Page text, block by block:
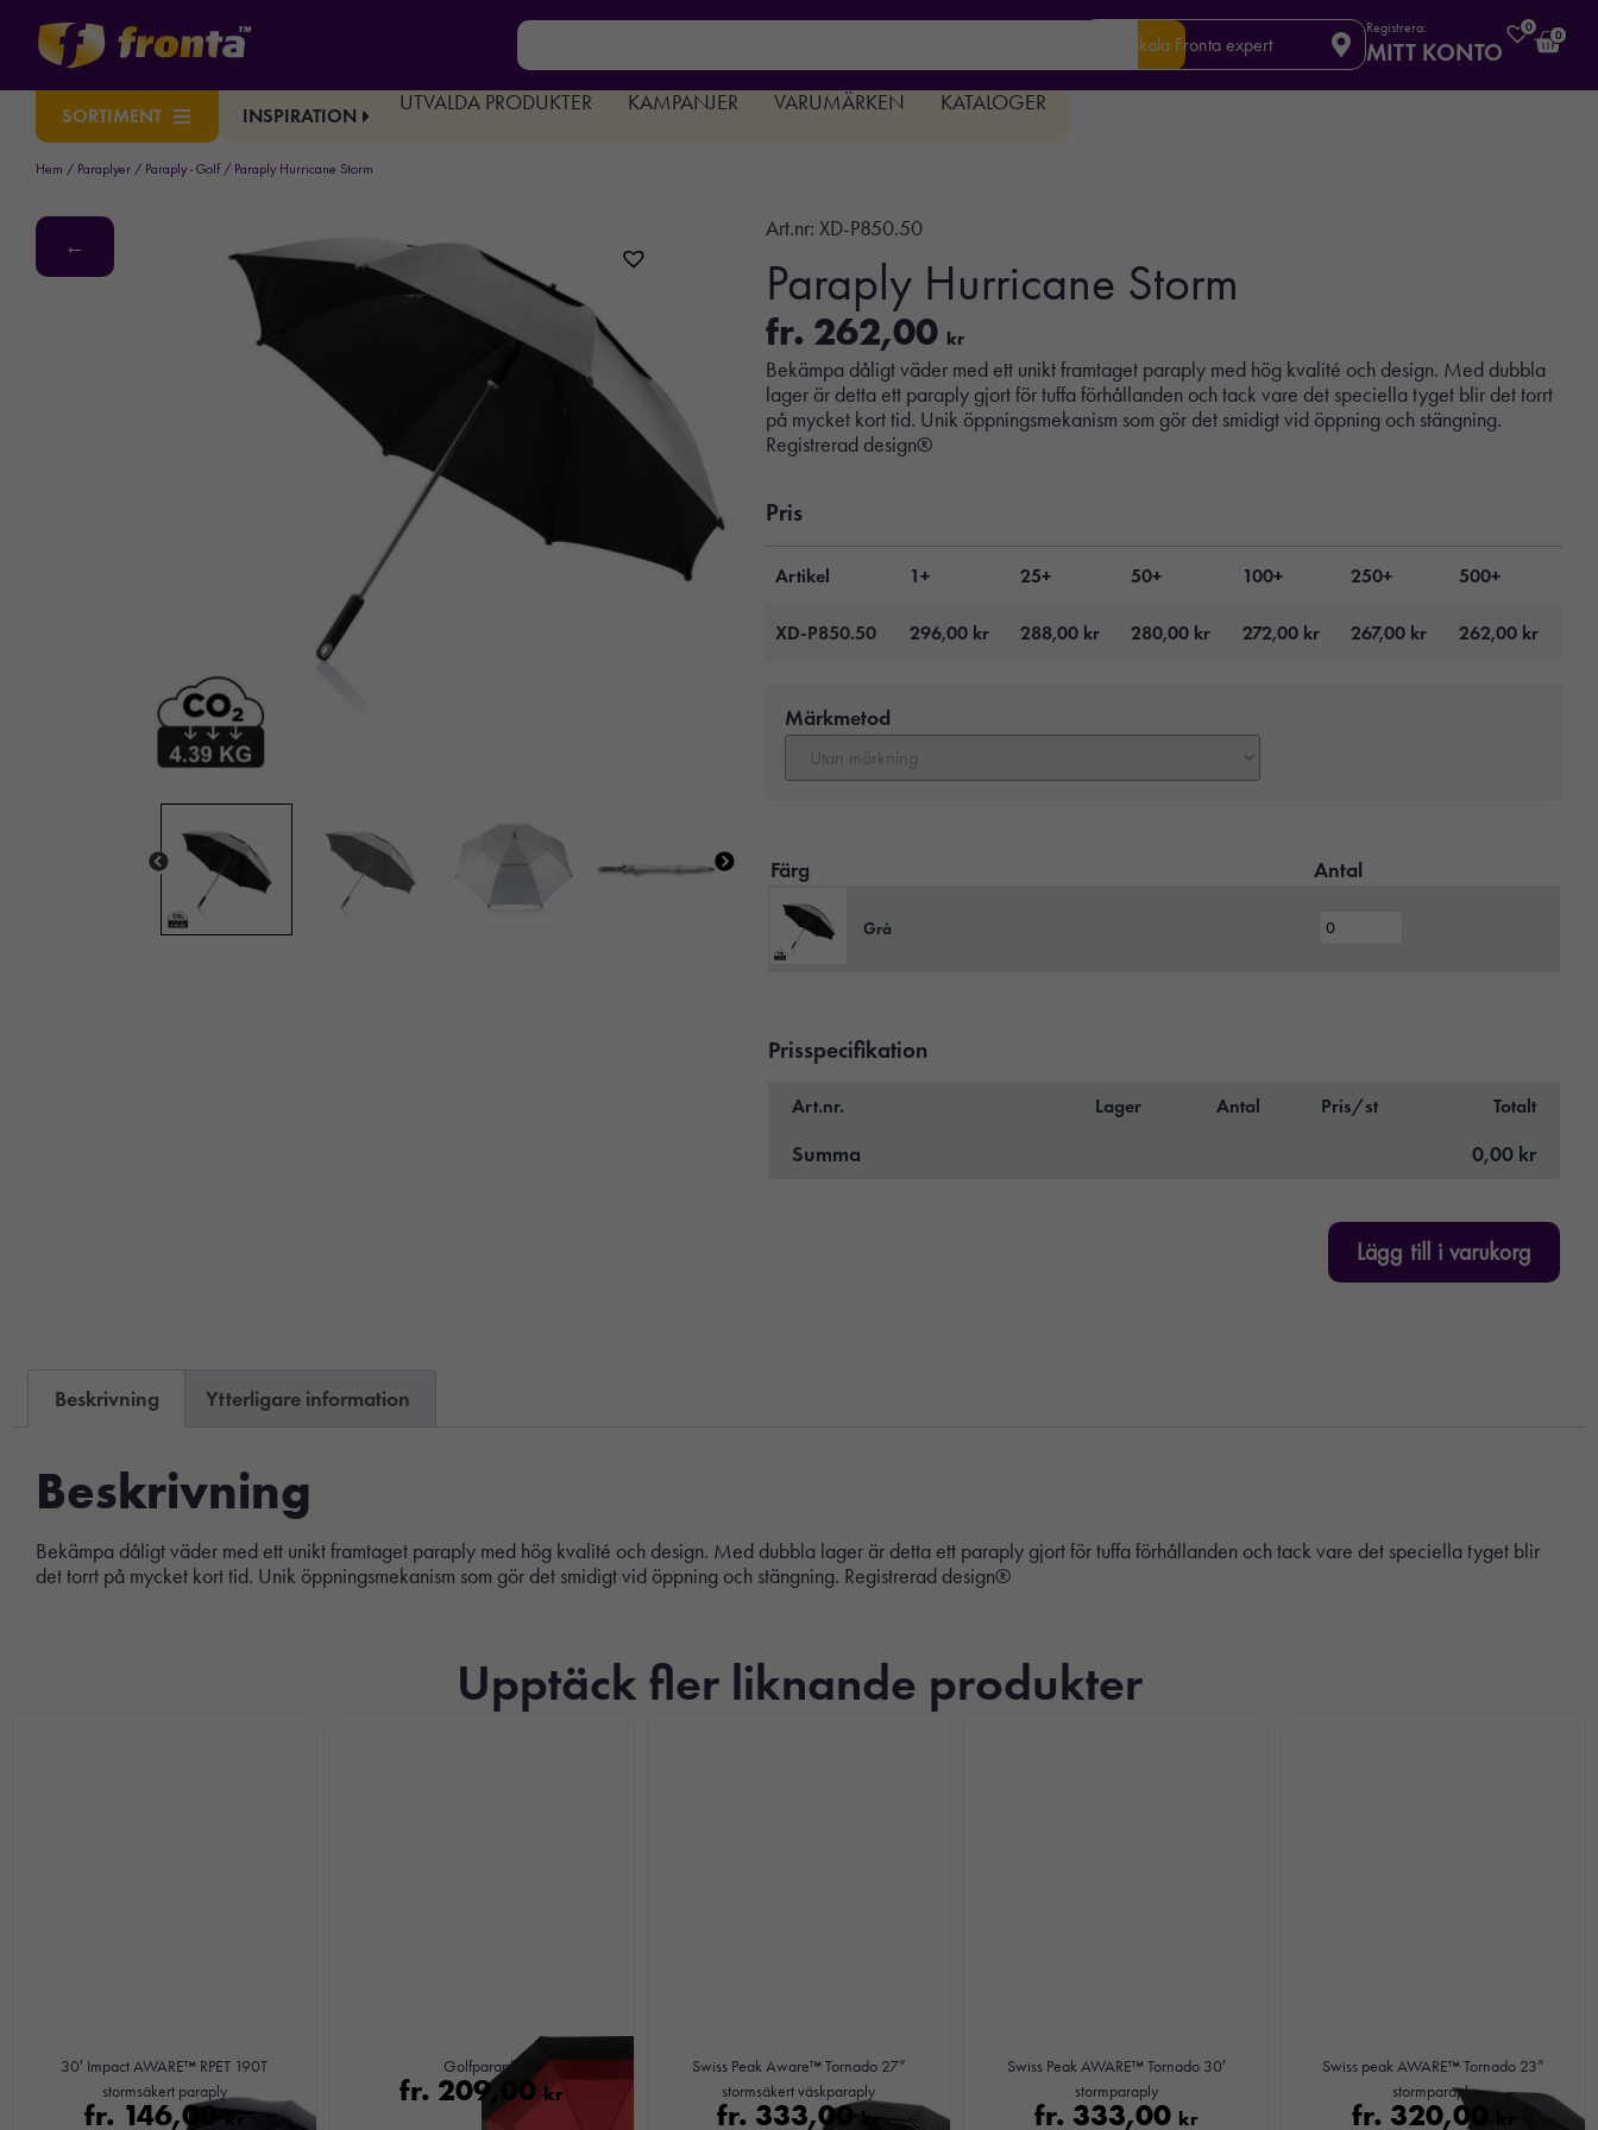
Din lokala Fronta expert
Registrera:
MITT KONTO
0
0
SORTIMENT INSPIRATION
UTVALDA PRODUKTER KAMPANJER VARUMÄRKEN KATALOGER
Hem / Paraplyer / Paraply - Golf / Paraply Hurricane Storm
←
Art.nr: XD-P850.50
Paraply Hurricane Storm
fr. 262,00 kr
Bekämpa dåligt väder med ett unikt framtaget paraply med hög kvalité och design. Med dubbla
lager är detta ett paraply gjort för tuffa förhållanden och tack vare det speciella tyget blir det torrt
på mycket kort tid. Unik öppningsmekanism som gör det smidigt vid öppning och stängning.
Registrerad design®
Pris
Artikel 1+ 25+ 50+ 100+ 250+ 500+
XD-P850.50 296,00 kr 288,00 kr 280,00 kr 272,00 kr 267,00 kr 262,00 kr
Märkmetod
Färg Antal
Grå
Prisspecifikation
Art.nr. Lager Antal Pris/st Totalt
Summa 0,00 kr
Lägg till i varukorg
Beskrivning Ytterligare information
Beskrivning
Bekämpa dåligt väder med ett unikt framtaget paraply med hög kvalité och design. Med dubbla lager är detta ett paraply gjort för tuffa förhållanden och tack vare det speciella tyget blir
det torrt på mycket kort tid. Unik öppningsmekanism som gör det smidigt vid öppning och stängning. Registrerad design®
Upptäck fler liknande produkter
30′ Impact AWARE™ RPET 190T
stormsäkert paraply
fr. 146,00
Golfparaply
fr. 209,00kr
Swiss Peak Aware™ Tornado 27”
stormsäkert väskparaply
fr. 333,00kr
Swiss Peak AWARE™ Tornado 30′
stormparaply
fr. 333,00 kr
Swiss peak AWARE™ Tornado 23”
stormparaply
fr. 320,00
behövs för att
hemsidan